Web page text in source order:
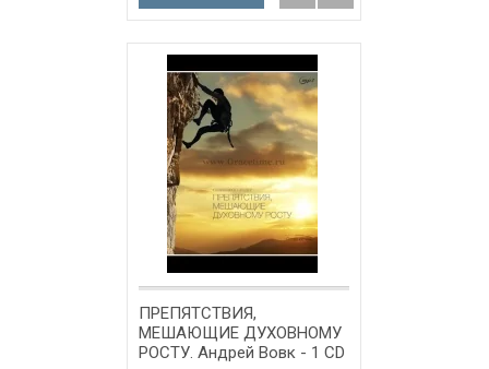
ПРЕПЯТСТВИЯ,
МЕШАЮЩИЕ ДУХОВНОМУ
РОСТУ. Андрей Вовк - 1 CD